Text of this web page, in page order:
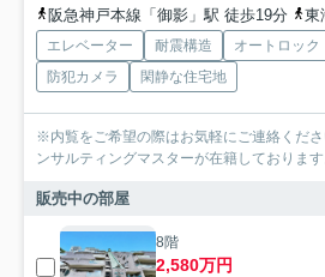
阪急神戸本線「御影」駅 徒歩19分
東
エレベーター 耐震構造 オートロック
防犯カメラ
閑静な住宅地
※内覧をご希望の際はお気軽にご連絡ください。 弊社には公認不
ンサルティングマスターが在籍しておりま
販売中の部屋
8階
2,580万円